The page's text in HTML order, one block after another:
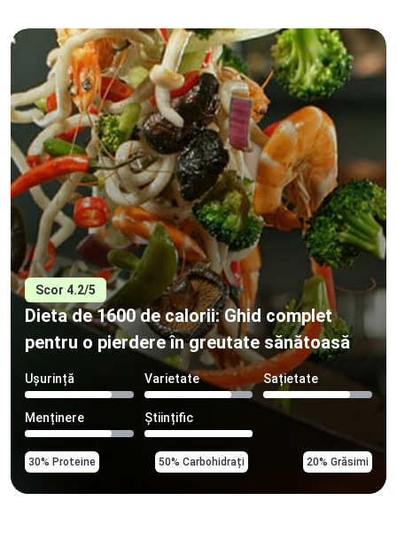
Scor 4.2/5
Dieta de 1600 de calorii: Ghid complet
pentru o pierdere în greutate sănătoasă
Ușurință Varietate Sațietate
Menținere Științific
30% Proteine 50% Carbohidrați 20% Grăsimi